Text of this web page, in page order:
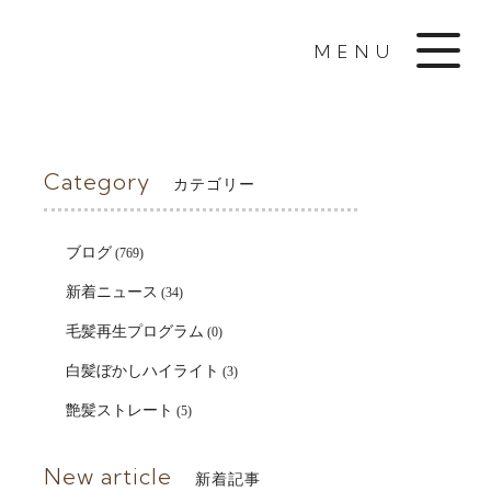
MENU
Category カテゴリー
ブログ (769)
新着ニュース (34)
毛髪再生プログラム (0)
白髪ぼかしハイライト (3)
艶髪ストレート (5)
New article 新着記事